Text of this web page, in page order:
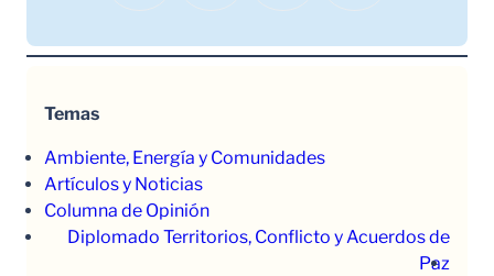
Temas
Ambiente, Energía y Comunidades
Artículos y Noticias
Columna de Opinión
Diplomado Territorios, Conflicto y Acuerdos de
Paz